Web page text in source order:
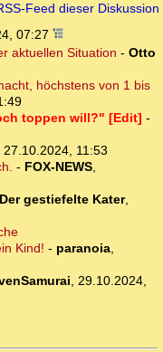
Feed dieser Diskussion
07:27
aktuellen Situation - Otto
höchstens von 1 bis
toppen will?" [Edit] -
27.10.2024, 11:53
- FOX-NEWS,
Der gestiefelte Kater,
Kind! - paranoia,
, 29.10.2024,